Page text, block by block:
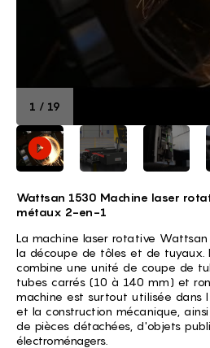
1 / 19
Wattsan 1530 Machine laser
métaux 2-en-1
La machine laser rotative
la découpe de tôles et de tuyaux.
combine une unité de coupe de
tubes carrés (10 à 140 mm) et
machine est surtout utilisée dans
et la construction mécanique,
de pièces détachées, d'objets
électroménagers.